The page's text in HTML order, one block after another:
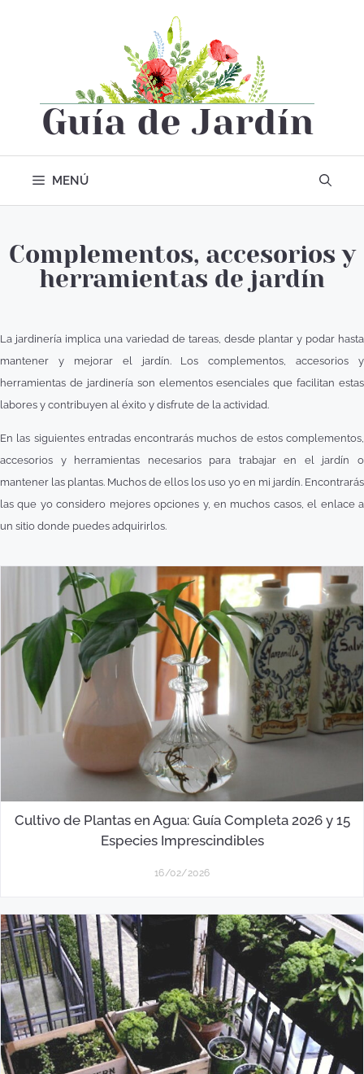
MENÚ
Complementos, accesorios y
herramientas de jardín
La jardinería implica una variedad de tareas, desde plantar y podar hasta
mantener y mejorar el jardín. Los complementos, accesorios y
herramientas de jardinería son elementos esenciales que facilitan estas
labores y contribuyen al éxito y disfrute de la actividad.
En las siguientes entradas encontrarás muchos de estos complementos,
accesorios y herramientas necesarios para trabajar en el jardín o
mantener las plantas. Muchos de ellos los uso yo en mi jardín. Encontrarás
las que yo considero mejores opciones y, en muchos casos, el enlace a
un sitio donde puedes adquirirlos.
Cultivo de Plantas en Agua: Guía Completa 2026 y 15
Especies Imprescindibles
16/02/2026